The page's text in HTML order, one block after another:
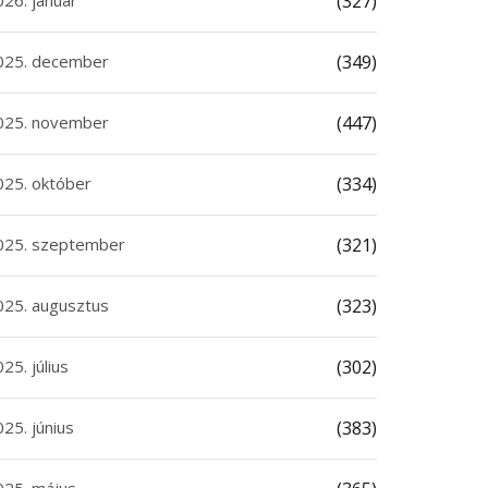
december (349)
november (447)
október (334)
szeptember (321)
augusztus (323)
július (302)
június (383)